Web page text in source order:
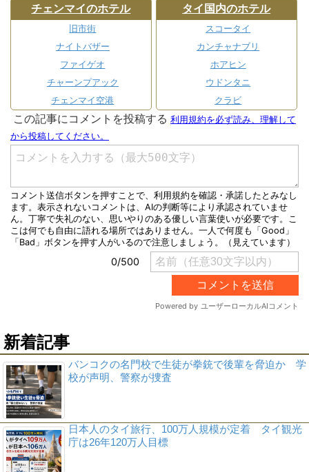
チェンマイのホテル
旧市街
ナイトバザー
ファイゲオ
チャーンプアック
チェンマイ空港
タイ国内のホテル
スコータイ
カンチャナブリ
ホアヒン
ウドンタニ
クラビ
新着記事
バンコクの名門校で生徒が拳銃で後輩を脅迫か 学
校が声明、警察が捜査
日本人のタイ旅行、100万人規模が定着 タイ観光
庁は26年120万人目標